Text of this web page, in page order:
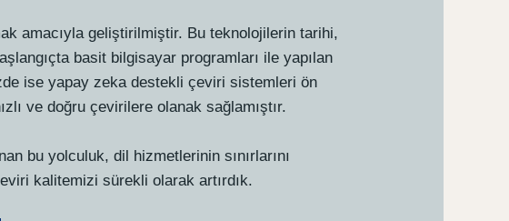
amacıyla geliştirilmiştir. Bu teknolojilerin tarihi,
basit bilgisayar programları ile yapılan
ise yapay zeka destekli çeviri sistemleri ön
ve doğru çevirilere olanak sağlamıştır.
bu yolculuk, dil hizmetlerinin sınırlarını
kalitemizi sürekli olarak artırdık.